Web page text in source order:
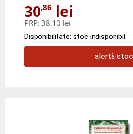
30,86 lei
PRP: 38,10 lei
Disponibilitate: stoc indisponibil
alertă stoc